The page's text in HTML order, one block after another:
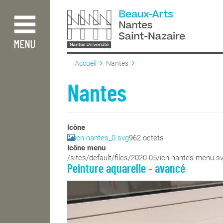
contenu
principal
MENU
Accueil Nantes
Nantes
Icône
icn-nantes_0.svg962 octets
Icône menu
/sites/default/files/2020-05/icn-nantes-
Peinture aquarelle - avancé